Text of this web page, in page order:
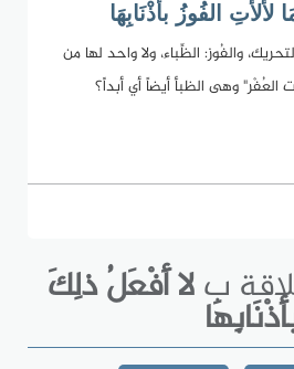
الفُوزُ بأَذْنَابِهَا
والفُوز: الظِّباء، ولا واحد لها من
العُفْر" وهى الظبأ أيضاً أي أبداً؟
بلا أَفْعَلُ ذلِكَ